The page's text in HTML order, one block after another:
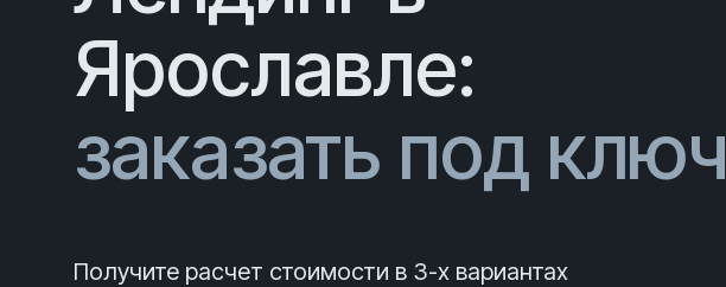
Ярославле:
заказать под ключ
Получите расчет стоимости в 3-х вариантах